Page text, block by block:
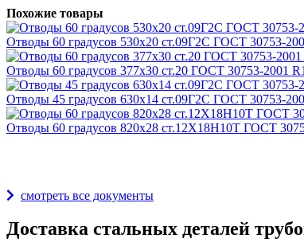
Похожие товары
Отводы 60 градусов 530х20 ст.09Г2С ГОСТ 30753-
Отводы 60 градусов 377х30 ст.20 ГОСТ 30753-2001 R1
Отводы 45 градусов 630х14 ст.09Г2С ГОСТ 30753-
Отводы 60 градусов 820х28 ст.12Х18Н10Т ГОСТ
смотреть все документы
Доставка стальных деталей